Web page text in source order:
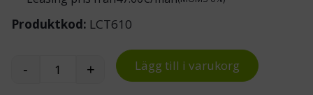
Produktkod: LCT610
Låg kartongvagn mängd
- + Lägg till i varukorg